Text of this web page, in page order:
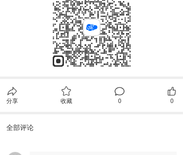
分享 收藏 0 0
全部评论